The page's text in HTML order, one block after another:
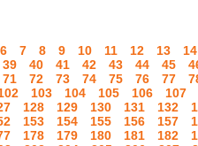
6 7 8 9 10 11 12 13
14
39 40 41 42 43 44 45
71 72 73 74 75 76 77
103 104 105 106
107
128 129 130 131 132
153 154 155 156 157
178 179 180 181 182